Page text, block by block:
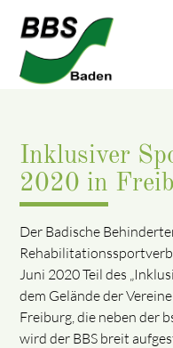
Inklusiver
2020 in
Der Badische
Juni 2020 Teil des
dem Gelände der
Freiburg, die neben der
wird der BBS breit